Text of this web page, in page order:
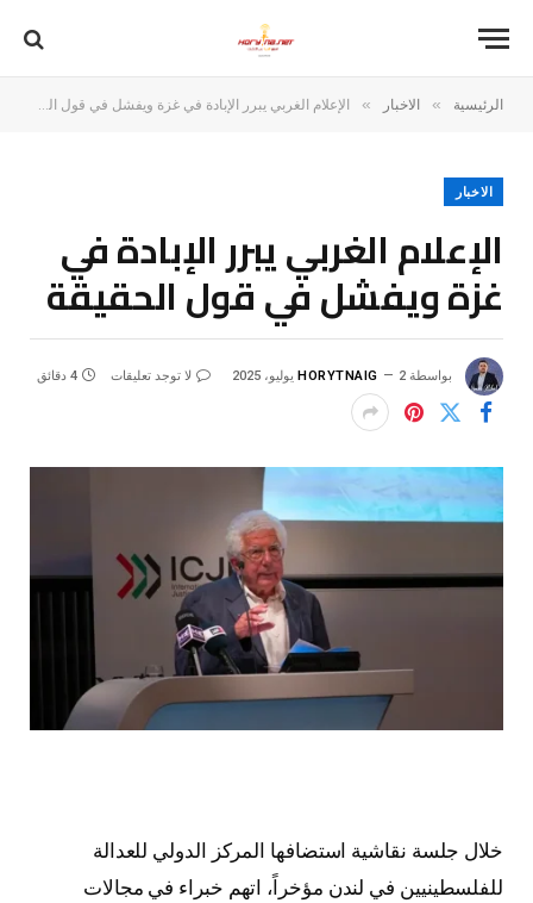
الرئيسية » الاخبار » الإعلام الغربي يبرر الإبادة في غزة ويفشل في قول الحقيقة
الاخبار
الإعلام الغربي يبرر الإبادة في
غزة ويفشل في قول الحقيقة
بواسطة HORYTNAIG 2 يوليو، 2025 لا توجد تعليقات 4 دقائق
خلال جلسة نقاشية استضافها المركز الدولي للعدالة
للفلسطينيين في لندن مؤخراً، اتهم خبراء في مجالات